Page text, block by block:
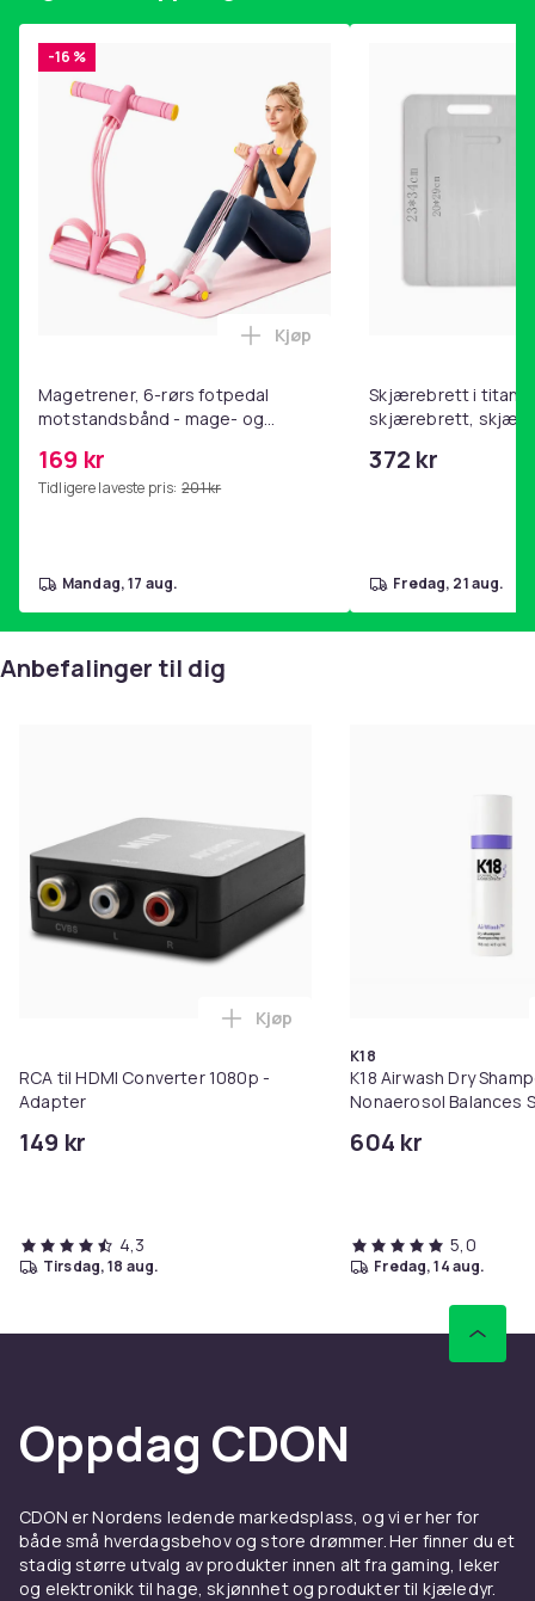
-16 %
Magetrener, 6-rørs fotpedal
motstandsbånd - mage- og
hjemmegymnastikk Pink
169 kr
Tidligere laveste pris: 201 kr
Legg Magetrener, 6-rørs
Kjøp
mandag, 17 aug.
Skjærebrett i titan,
skjærebrett,
372 kr
fredag, 21 aug.
Anbefalinger til dig
RCA til HDMI Converter 1080p -
Adapter
149 kr
Legg RCA til HDMI Converter
Kjøp
4,3
tirsdag, 18 aug.
K18
K18 Airwash Dry
Nonaerosol Balances
604 kr
5,0
fredag, 14 aug.
Oppdag CDON
CDON er Nordens ledende markedsplass, og vi er her for
både små hverdagsbehov og store drømmer. Her finner du et
stadig større utvalg av produkter innen alt fra gaming, leker
og elektronikk til hage, skjønnhet og produkter til kjæledyr.